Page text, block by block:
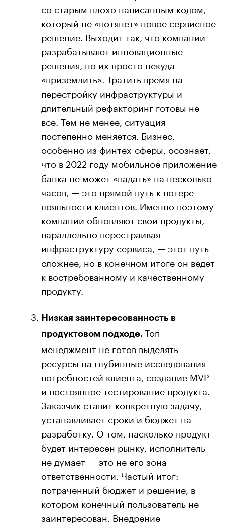
со старым плохо написанным кодом,
который не «потянет» новое сервисное
решение. Выходит так, что компании
разрабатывают инновационные
решения, но их просто некуда
«приземлить». Тратить время на
перестройку инфраструктуры и
длительный рефакторинг готовы не
все. Тем не менее, ситуация
постепенно меняется. Бизнес,
особенно из финтех-сферы, осознает,
что в 2022 году мобильное приложение
банка не может «падать» на несколько
часов, — это прямой путь к потере
лояльности клиентов. Именно поэтому
компании обновляют свои продукты,
параллельно перестраивая
инфраструктуру сервиса, — этот путь
сложнее, но в конечном итоге он ведет
к востребованному и качественному
продукту.
Низкая заинтересованность в
продуктовом подходе. Топ-
менеджмент не готов выделять
ресурсы на глубинные исследования
потребностей клиента, создание MVP
и постоянное тестирование продукта.
Заказчик ставит конкретную задачу,
устанавливает сроки и бюджет на
разработку. О том, насколько продукт
будет интересен рынку, исполнитель
не думает — это не его зона
ответственности. Частый итог:
потраченный бюджет и решение, в
котором конечный пользователь не
заинтересован. Внедрение